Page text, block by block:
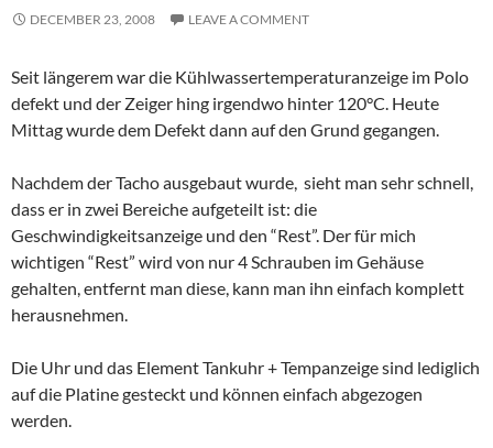
DECEMBER 23, 2008 LEAVE A COMMENT
Seit längerem war die Kühlwassertemperaturanzeige im Polo
defekt und der Zeiger hing irgendwo hinter 120°C. Heute
Mittag wurde dem Defekt dann auf den Grund gegangen.
Nachdem der Tacho ausgebaut wurde, sieht man sehr schnell,
dass er in zwei Bereiche aufgeteilt ist: die
Geschwindigkeitsanzeige und den “Rest”. Der für mich
wichtigen “Rest” wird von nur 4 Schrauben im Gehäuse
gehalten, entfernt man diese, kann man ihn einfach komplett
herausnehmen.
Die Uhr und das Element Tankuhr + Tempanzeige sind lediglich
auf die Platine gesteckt und können einfach abgezogen
werden.